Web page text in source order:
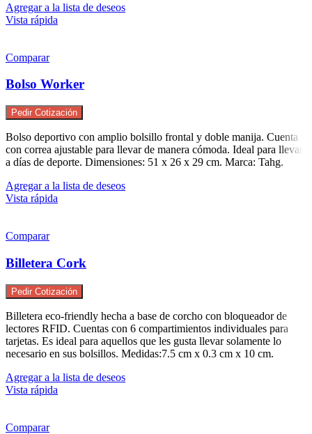
Agregar a la lista de deseos
Vista rápida
Comparar
Bolso Worker
Pedir Cotización
Bolso deportivo con amplio bolsillo frontal y doble manija. Cuenta
con correa ajustable para llevar de manera cómoda. Ideal para llevar
a días de deporte. Dimensiones: 51 x 26 x 29 cm. Marca: Tahg.
Agregar a la lista de deseos
Vista rápida
Comparar
Billetera Cork
Pedir Cotización
Billetera eco-friendly hecha a base de corcho con bloqueador de
lectores RFID. Cuentas con 6 compartimientos individuales para
tarjetas. Es ideal para aquellos que les gusta llevar solamente lo
necesario en sus bolsillos. Medidas:7.5 cm x 0.3 cm x 10 cm.
Agregar a la lista de deseos
Vista rápida
Comparar